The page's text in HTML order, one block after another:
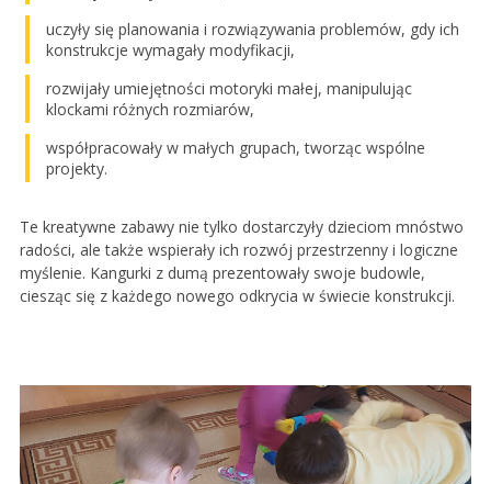
uczyły się planowania i rozwiązywania problemów, gdy ich
konstrukcje wymagały modyfikacji,
rozwijały umiejętności motoryki małej, manipulując
klockami różnych rozmiarów,
współpracowały w małych grupach, tworząc wspólne
projekty.
Te kreatywne zabawy nie tylko dostarczyły dzieciom mnóstwo
radości, ale także wspierały ich rozwój przestrzenny i logiczne
myślenie. Kangurki z dumą prezentowały swoje budowle,
ciesząc się z każdego nowego odkrycia w świecie konstrukcji.